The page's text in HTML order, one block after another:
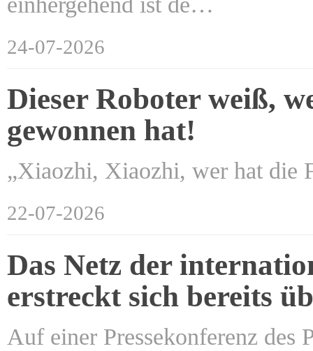
24-07-2026
Dieser Roboter weiß,
gewonnen hat!
„Xiaozhi, Xiaozhi, wer hat die
22-07-2026
Das Netz der
erstreckt sich bereits
Auf einer Pressekonferenz des